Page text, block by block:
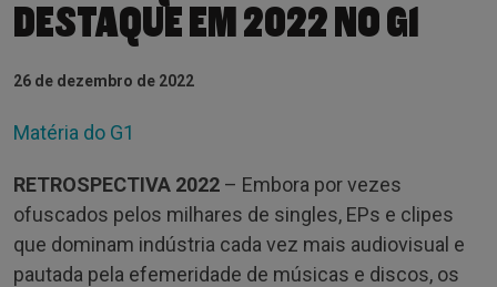
DESTAQUE EM 2022 NO G1
26 de dezembro de 2022
Matéria do G1
RETROSPECTIVA 2022 – Embora por vezes
ofuscados pelos milhares de singles, EPs e clipes
que dominam indústria cada vez mais audiovisual e
pautada pela efemeridade de músicas e discos, os